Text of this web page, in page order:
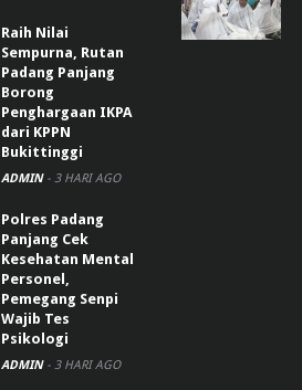
Raih Nilai
Sempurna, Rutan
Padang Panjang
Borong
Penghargaan IKPA
dari KPPN
Bukittinggi
ADMIN - 3 HARI AGO
Polres Padang
Panjang Cek
Kesehatan Mental
Personel,
Pemegang Senpi
Wajib Tes
Psikologi
ADMIN - 3 HARI AGO